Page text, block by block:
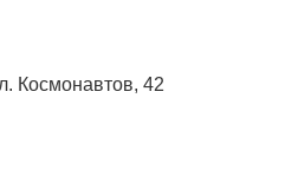
Космонавтов, 42